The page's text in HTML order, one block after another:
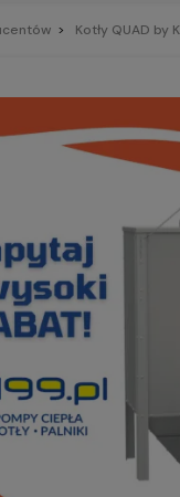
Kotły QUAD by